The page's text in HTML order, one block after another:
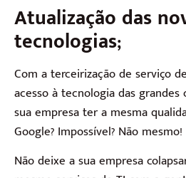
Atualização das
tecnologias;
Com a terceirização de serviço
acesso à tecnologia das grandes
sua empresa ter a mesma
Google? Impossível? Não mesmo!
Não deixe a sua empresa